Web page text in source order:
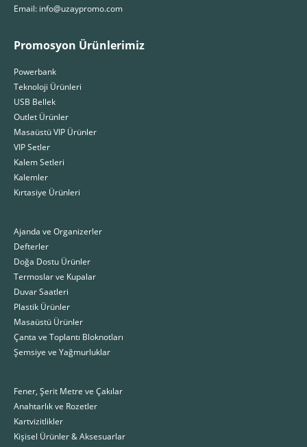
Email: info@uzaypromo.com
Promosyon Ürünlerimiz
Powerbank
Teknoloji Ürünleri
USB Bellek
Outlet Ürünler
Masaüstü VIP Ürünler
VIP Setler
Kalem Setleri
Kalemler
Kırtasiye Ürünleri
Ajanda ve Organizerler
Defterler
Doğa Dostu Ürünler
Termoslar ve Kupalar
Duvar Saatleri
Plastik Ürünler
Masaüstü Ürünler
Çanta ve Toplantı Bloknotları
Şemsiye ve Yağmurluklar
Fener, Şerit Metre ve Çakılar
Anahtarlık ve Rozetler
Kartvizitlikler
Kişisel Ürünler & Aksesuarlar